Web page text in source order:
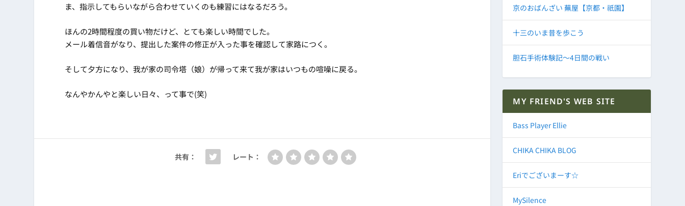
ま、指示してもらいながら合わせていくのも練習にはなるだろう。
ほんの2時間程度の買い物だけど、とても楽しい時間でした。
メール着信音がなり、提出した案件の修正が入った事を確認して家路につく。
そして夕方になり、我が家の司令塔（娘）が帰って来て我が家はいつもの喧噪に戻る。
なんやかんやと楽しい日々、って事で(笑)
共有： レート：
京のおばんざい 蕪屋【京都・祇園】
十三のいま昔を歩こう
胆石手術体験記～4日間の戦い
MY FRIEND'S WEB SITE
Bass Player Ellie
CHIKA CHIKA BLOG
Eriでございまーす☆
MySilence